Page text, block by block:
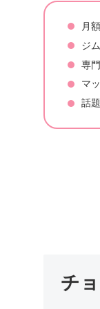
月
ジ
専
マ
話
チ